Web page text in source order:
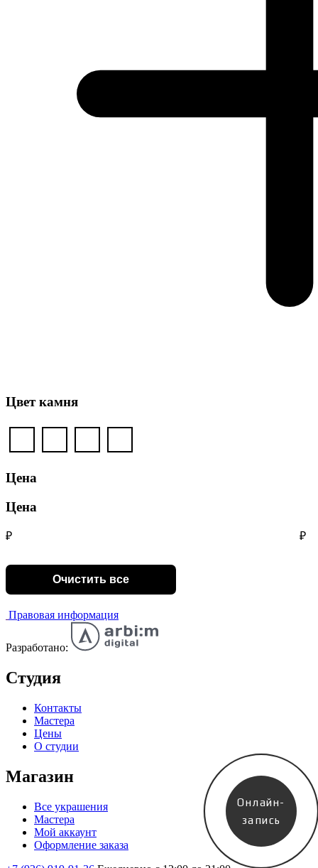
Цвет камня
Цена
Цена
₽ ₽
Очистить все
Правовая информация
Разработано:
Студия
Контакты
Мастера
Цены
О студии
Магазин
Все украшения
Мастера
Мой аккаунт
Оформление заказа
Онлайн-
запись